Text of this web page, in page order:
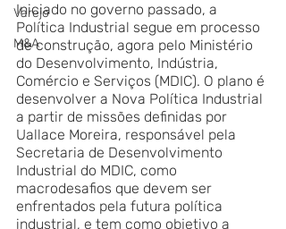
Varejo
M&A
Iniciado no governo passado, a
Política Industrial segue em processo
de construção, agora pelo Ministério
do Desenvolvimento, Indústria,
Comércio e Serviços (MDIC). O plano é
desenvolver a Nova Política Industrial
a partir de missões definidas por
Uallace Moreira, responsável pela
Secretaria de Desenvolvimento
Industrial do MDIC, como
macrodesafios que devem ser
enfrentados pela futura política
industrial, e tem como objetivo a